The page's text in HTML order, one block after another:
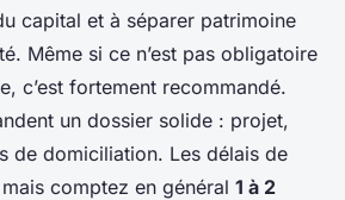
capital et à séparer patrimoine
Même si ce n’est pas obligatoire
c’est fortement recommandé.
un dossier solide : projet,
de domiciliation. Les délais de
comptez en général 1 à 2